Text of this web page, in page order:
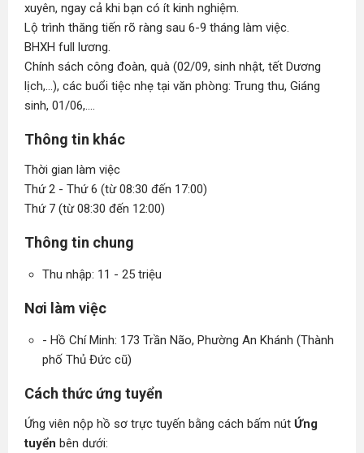
xuyên, ngay cả khi bạn có ít kinh nghiệm.
Lộ trình thăng tiến rõ ràng sau 6-9 tháng làm việc.
BHXH full lương.
Chính sách công đoàn, quà (02/09, sinh nhật, tết Dương
lịch,...), các buổi tiệc nhẹ tại văn phòng: Trung thu, Giáng
sinh, 01/06,....
Thông tin khác
Thời gian làm việc
Thứ 2 - Thứ 6 (từ 08:30 đến 17:00)
Thứ 7 (từ 08:30 đến 12:00)
Thông tin chung
Thu nhập: 11 - 25 triệu
Nơi làm việc
- Hồ Chí Minh: 173 Trần Não, Phường An Khánh (Thành
phố Thủ Đức cũ)
Cách thức ứng tuyển
Ứng viên nộp hồ sơ trực tuyến bằng cách bấm nút Ứng
tuyển bên dưới: